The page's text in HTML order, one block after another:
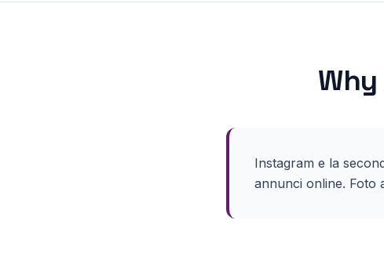
Why
Instagram e la
annunci online. Foto